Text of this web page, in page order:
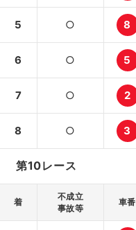
5 ○ 8
6 ○ 5
7 ○ 2
8 ○ 3
第10レース
着
不成立
事故等
車番